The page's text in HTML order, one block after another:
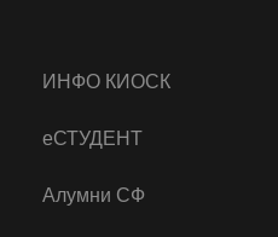
ИНФО КИОСК
еСТУДЕНТ
Алумни СФ